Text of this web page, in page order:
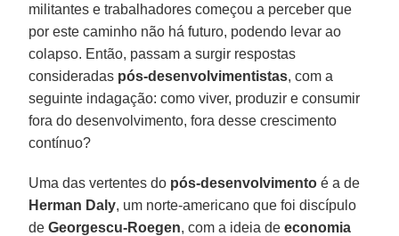
militantes e trabalhadores começou a perceber que
por este caminho não há futuro, podendo levar ao
colapso. Então, passam a surgir respostas
consideradas pós-desenvolvimentistas, com a
seguinte indagação: como viver, produzir e consumir
fora do desenvolvimento, fora desse crescimento
contínuo?
Uma das vertentes do pós-desenvolvimento é a de
Herman Daly, um norte-americano que foi discípulo
deGeorgescu-Roegen, com a ideia deeconomia